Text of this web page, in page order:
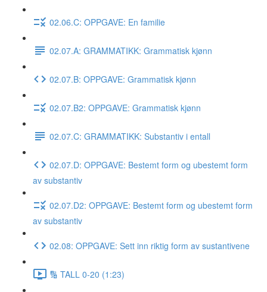
02.06.C: OPPGAVE: En familie
02.07.A: GRAMMATIKK: Grammatisk kjønn
02.07.B: OPPGAVE: Grammatisk kjønn
02.07.B2: OPPGAVE: Grammatisk kjønn
02.07.C: GRAMMATIKK: Substantiv i entall
02.07.D: OPPGAVE: Bestemt form og ubestemt form
av substantiv
02.07.D2: OPPGAVE: Bestemt form og ubestemt form
av substantiv
02.08: OPPGAVE: Sett inn riktig form av sustantivene
🔢 TALL 0-20 (1:23)